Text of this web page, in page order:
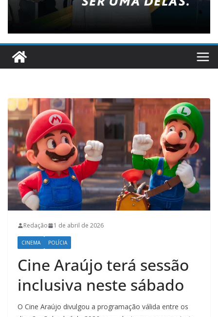
Redação 1 de abril de 2026
CINEMA POLÍCIA
Cine Araújo terá sessão
inclusiva neste sábado
O Cine Araújo divulgou a programação válida entre os